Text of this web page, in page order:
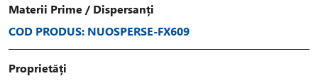
Materii Prime / Dispersanți
COD PRODUS: NUOSPERSE-FX609
Proprietăți